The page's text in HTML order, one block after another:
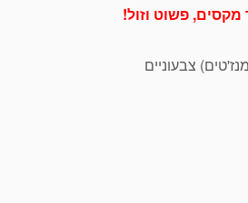
מקסים, פשוט וזול!